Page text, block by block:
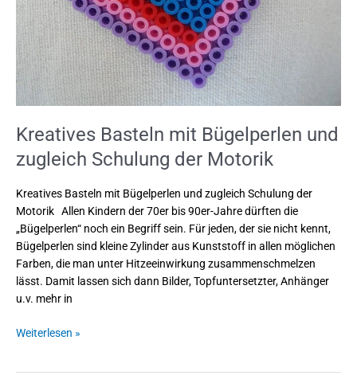
Kreatives Basteln mit Bügelperlen und
zugleich Schulung der Motorik
Kreatives Basteln mit Bügelperlen und zugleich Schulung der
Motorik Allen Kindern der 70er bis 90er-Jahre dürften die
„Bügelperlen“ noch ein Begriff sein. Für jeden, der sie nicht kennt,
Bügelperlen sind kleine Zylinder aus Kunststoff in allen möglichen
Farben, die man unter Hitzeeinwirkung zusammenschmelzen
lässt. Damit lassen sich dann Bilder, Topfuntersetzter, Anhänger
u.v. mehr in
Motorik
Weiterlesen »